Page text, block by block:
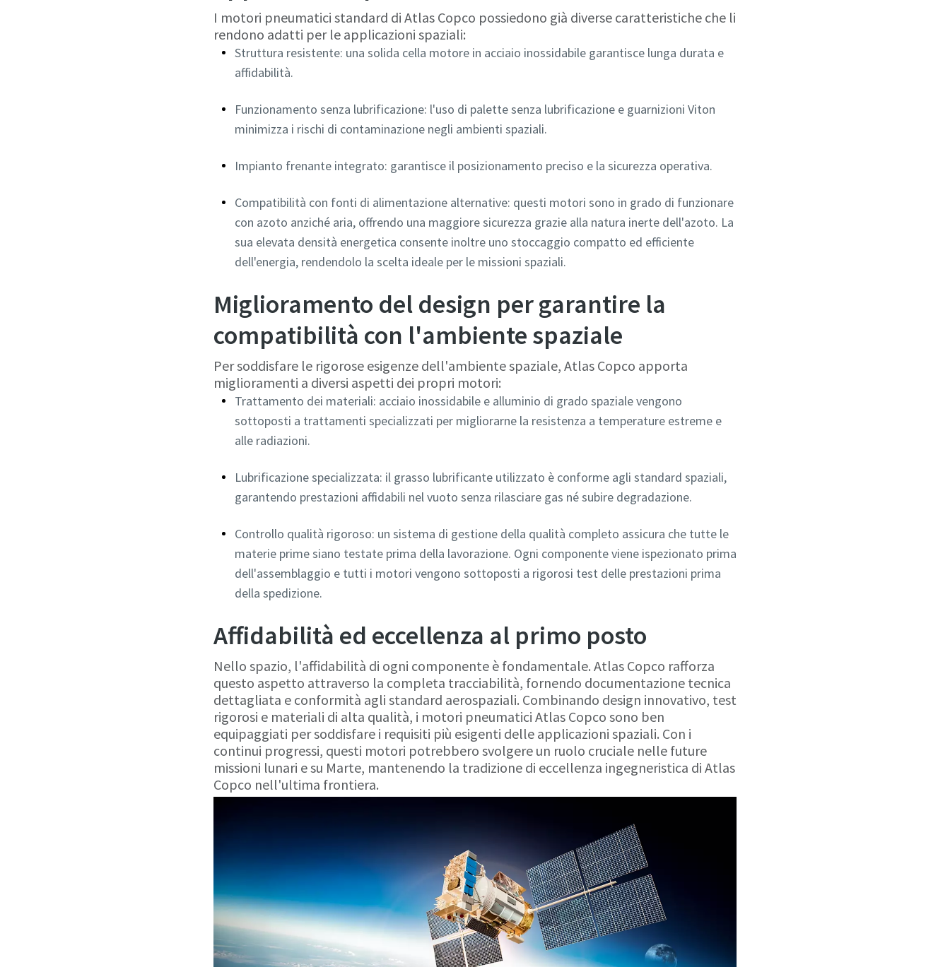
I motori pneumatici standard di Atlas Copco possiedono già diverse caratteristiche che li
rendono adatti per le applicazioni spaziali:
Struttura resistente: una solida cella motore in acciaio inossidabile garantisce lunga durata e
affidabilità.
Funzionamento senza lubrificazione: l'uso di palette senza lubrificazione e guarnizioni Viton
minimizza i rischi di contaminazione negli ambienti spaziali.
Impianto frenante integrato: garantisce il posizionamento preciso e la sicurezza operativa.
Compatibilità con fonti di alimentazione alternative: questi motori sono in grado di funzionare
con azoto anziché aria, offrendo una maggiore sicurezza grazie alla natura inerte dell'azoto. La
sua elevata densità energetica consente inoltre uno stoccaggio compatto ed efficiente
dell'energia, rendendolo la scelta ideale per le missioni spaziali.
Miglioramento del design per garantire la
compatibilità con l'ambiente spaziale
Per soddisfare le rigorose esigenze dell'ambiente spaziale, Atlas Copco apporta
miglioramenti a diversi aspetti dei propri motori:
Trattamento dei materiali: acciaio inossidabile e alluminio di grado spaziale vengono
sottoposti a trattamenti specializzati per migliorarne la resistenza a temperature estreme e
alle radiazioni.
Lubrificazione specializzata: il grasso lubrificante utilizzato è conforme agli standard spaziali,
garantendo prestazioni affidabili nel vuoto senza rilasciare gas né subire degradazione.
Controllo qualità rigoroso: un sistema di gestione della qualità completo assicura che tutte le
materie prime siano testate prima della lavorazione. Ogni componente viene ispezionato prima
dell'assemblaggio e tutti i motori vengono sottoposti a rigorosi test delle prestazioni prima
della spedizione.
Affidabilità ed eccellenza al primo posto
Nello spazio, l'affidabilità di ogni componente è fondamentale. Atlas Copco rafforza
questo aspetto attraverso la completa tracciabilità, fornendo documentazione tecnica
dettagliata e conformità agli standard aerospaziali. Combinando design innovativo, test
rigorosi e materiali di alta qualità, i motori pneumatici Atlas Copco sono ben
equipaggiati per soddisfare i requisiti più esigenti delle applicazioni spaziali. Con i
continui progressi, questi motori potrebbero svolgere un ruolo cruciale nelle future
missioni lunari e su Marte, mantenendo la tradizione di eccellenza ingegneristica di Atlas
Copco nell'ultima frontiera.